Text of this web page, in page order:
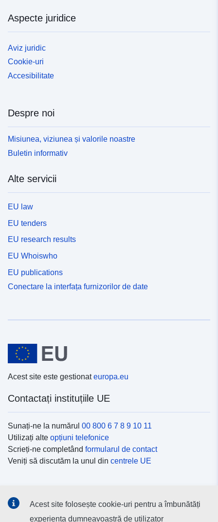
Aspecte juridice
Aviz juridic
Cookie-uri
Accesibilitate
Despre noi
Misiunea, viziunea și valorile noastre
Buletin informativ
Alte servicii
EU law
EU tenders
EU research results
EU Whoiswho
EU publications
Conectare la interfața furnizorilor de date
Acest site este gestionateuropa.eu
Contactați instituțiile UE
Sunați-ne la numărul 00 800 6 7 8 9 10 11
Utilizați alte opțiuni telefonice
Scrieți-ne completând formularul de contact
Veniți să discutăm la unul din centrele UE
Descoperiți canalele UEpe rețelele sociale
Acest site folosește cookie-uri pentru a îmbunătăți
experiența dumneavoastră de utilizator